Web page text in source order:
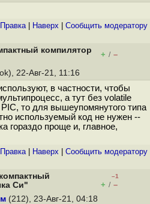
Правка| Наверх Cообщить модератору
компилятор
+ / –
22-Авг-21, 11:16
в частности, чтобы
а тут без volatile
PIC, то для вышеупомянутого типа
используемый код не нужен --
гораздо проще и, главное,
Правка| Наверх Cообщить модератору
Си"
–1
+ / –
(212), 23-Авг-21, 04:18